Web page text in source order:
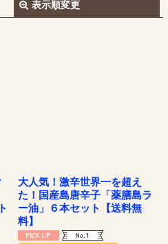
表示順変更
大人気！激辛世界一を超え
た！国産島唐辛子「薬膳島ラ
ー油」６本セット【送料無
料】